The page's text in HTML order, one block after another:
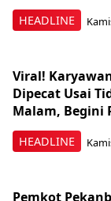
HEADLINE
HEADLINE
Viral!
Dipecat Usai
Malam, Begini
Pemkot